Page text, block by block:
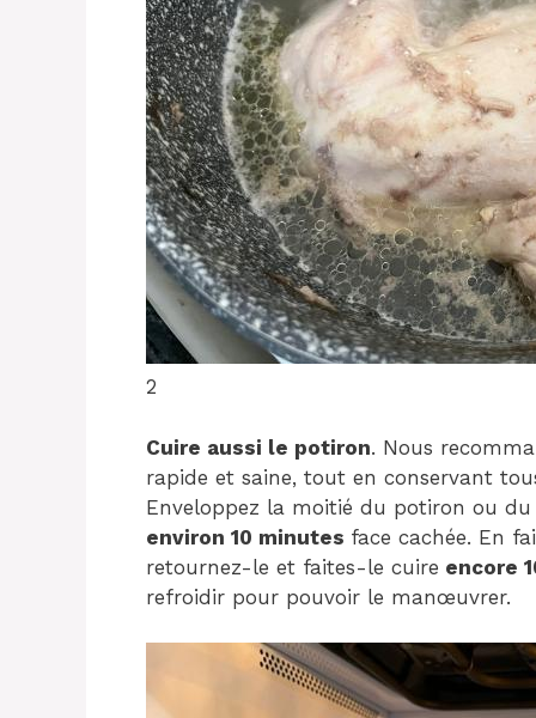
2
Cuire aussi le potiron. Nous
rapide et saine, tout en conservant
Enveloppez la moitié du potiron ou
environ 10 minutes face cachée. En
retournez-le et faites-le cuire encore
refroidir pour pouvoir le manœuvrer.